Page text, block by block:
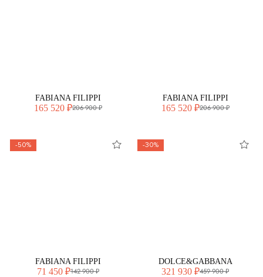
FABIANA FILIPPI
165 520 ₽206 900 ₽
FABIANA FILIPPI
165 520 ₽206 900 ₽
-50%
FABIANA FILIPPI
71 450 ₽142 900 ₽
-30%
DOLCE&GABBANA
321 930 ₽459 900 ₽